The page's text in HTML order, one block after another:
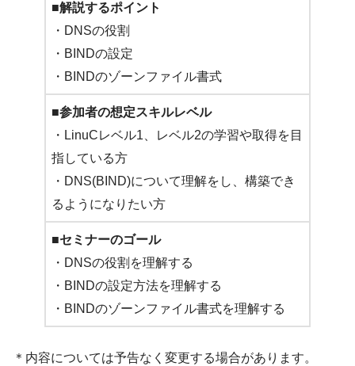
■解説するポイント
・DNSの役割
・BINDの設定
・BINDのゾーンファイル書式
■参加者の想定スキルレベル
・LinuCレベル1、レベル2の学習や取得を目
指している方
・DNS(BIND)について理解をし、構築でき
るようになりたい方
■セミナーのゴール
・DNSの役割を理解する
・BINDの設定方法を理解する
・BINDのゾーンファイル書式を理解する
＊内容については予告なく変更する場合があります。